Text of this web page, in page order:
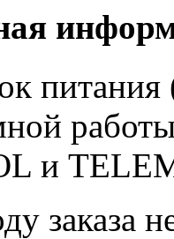
питания
и
заказа